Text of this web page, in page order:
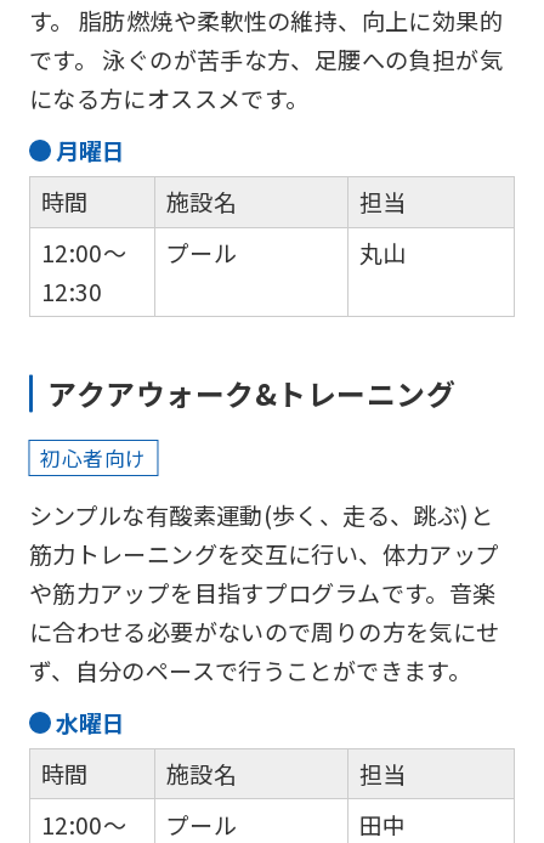
す。 脂肪燃焼や柔軟性の維持、向上に効果的
です。 泳ぐのが苦手な方、足腰への負担が気
になる方にオススメです。
月曜日
時間
12:00～
12:30
施設名
プール
担当
丸山
アクアウォーク&トレーニング
初心者向け
シンプルな有酸素運動(歩く、走る、跳ぶ)と
筋力トレーニングを交互に行い、体力アップ
や筋力アップを目指すプログラムです。音楽
に合わせる必要がないので周りの方を気にせ
ず、自分のペースで行うことができます。
水曜日
時間
12:00～
施設名
プール
担当
田中
foreigners
Sports
official
website
is
automatically
into
English.